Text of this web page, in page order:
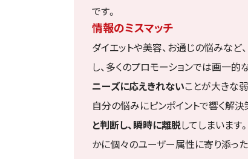
です。
情報のミスマッチ
ダイエットや美容、お通じの悩みな
し、多くのプロモーションでは画一的
ニーズに応えきれないことが大きな
自分の悩みにピンポイントで響く解
と判断し、瞬時に離脱してしまいます
かに個々のユーザー属性に寄り添っ